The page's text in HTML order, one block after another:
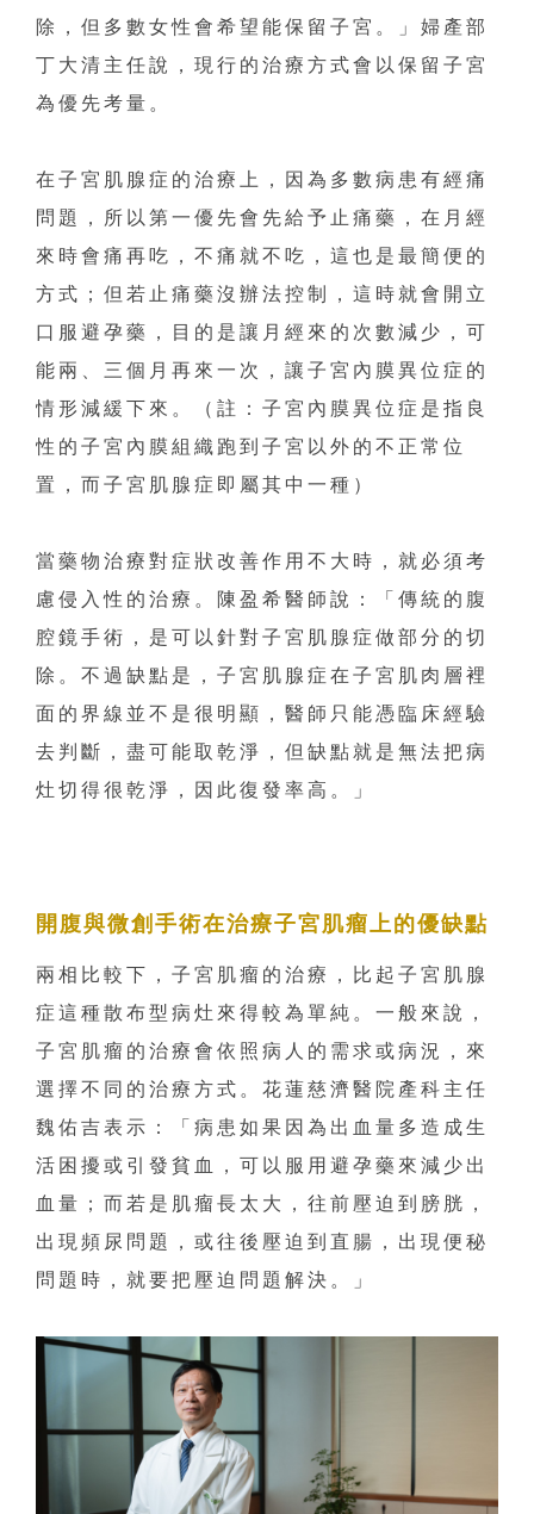
除，但多數女性會希望能保留子宮。」婦產部
丁大清主任說，現行的治療方式會以保留子宮
為優先考量。
在子宮肌腺症的治療上，因為多數病患有經痛
問題，所以第一優先會先給予止痛藥，在月經
來時會痛再吃，不痛就不吃，這也是最簡便的
方式；但若止痛藥沒辦法控制，這時就會開立
口服避孕藥，目的是讓月經來的次數減少，可
能兩、三個月再來一次，讓子宮內膜異位症的
情形減緩下來。（註：子宮內膜異位症是指良
性的子宮內膜組織跑到子宮以外的不正常位
置，而子宮肌腺症即屬其中一種）
當藥物治療對症狀改善作用不大時，就必須考
慮侵入性的治療。陳盈希醫師說：「傳統的腹
腔鏡手術，是可以針對子宮肌腺症做部分的切
除。不過缺點是，子宮肌腺症在子宮肌肉層裡
面的界線並不是很明顯，醫師只能憑臨床經驗
去判斷，盡可能取乾淨，但缺點就是無法把病
灶切得很乾淨，因此復發率高。」
開腹與微創手術在治療子宮肌瘤上的優缺點
兩相比較下，子宮肌瘤的治療，比起子宮肌腺
症這種散布型病灶來得較為單純。一般來說，
子宮肌瘤的治療會依照病人的需求或病況，來
選擇不同的治療方式。花蓮慈濟醫院產科主任
魏佑吉表示：「病患如果因為出血量多造成生
活困擾或引發貧血，可以服用避孕藥來減少出
血量；而若是肌瘤長太大，往前壓迫到膀胱，
出現頻尿問題，或往後壓迫到直腸，出現便秘
問題時，就要把壓迫問題解決。」